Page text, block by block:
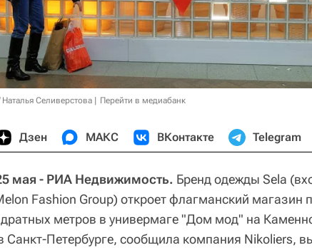
Селиверстова Перейти в медиабанк
Дзен МАКС ВКонтакте Telegram
мая - РИА Недвижимость. Бренд одежды Sela
Fashion Group) откроет флагманский магазин
метров в универмаге "Дом мод" на
Санкт-Петербурге, сообщила компания Nikoliers,